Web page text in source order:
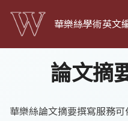
華樂絲學術英文
論文摘
華樂絲論文摘要撰寫服務